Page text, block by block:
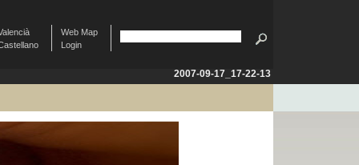
Web Map
Login
2007-09-17_17-22-13